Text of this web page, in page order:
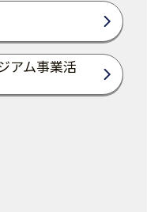
アム事業活